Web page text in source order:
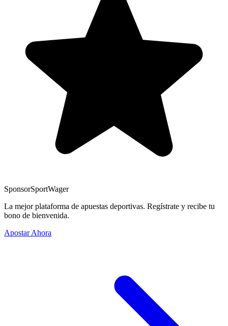
SponsorSportWager
La mejor plataforma de apuestas deportivas. Regístrate y recibe tu
bono de bienvenida.
Apostar Ahora